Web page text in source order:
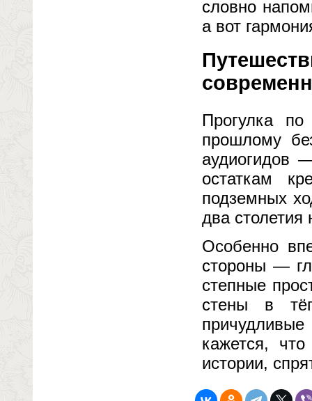
словно
а вот
Прогулка
прошлому
аудиогидов
остаткам
подземных
два столетия
Особенно
стороны —
степные
стены в
кажется,
истории,